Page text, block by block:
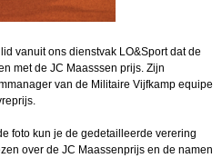
vanuit ons dienstvak LO&Sport dat de
met de JC Maasssen prijs. Zijn
van de Militaire Vijfkamp equipe
foto kun je de gedetailleerde verering
over de JC Maassenprijs en de namen